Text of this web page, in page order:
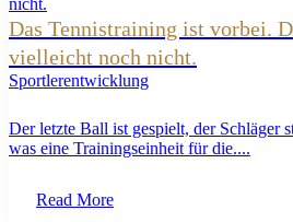
Das Tennistraining ist vorbei.
vielleicht noch nicht.
Sportlerentwicklung
Der letzte Ball ist gespielt, der Schläger
was eine Trainingseinheit für die....
Read More